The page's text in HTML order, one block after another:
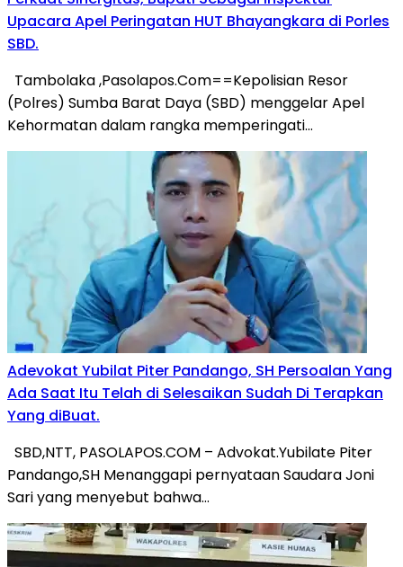
Upacara Apel Peringatan HUT Bhayangkara di Porles
SBD.
Tambolaka ,Pasolapos.Com==Kepolisian Resor
(Polres) Sumba Barat Daya (SBD) menggelar Apel
Kehormatan dalam rangka memperingati…
Adevokat Yubilat Piter Pandango, SH Persoalan Yang
Ada Saat Itu Telah di Selesaikan Sudah Di Terapkan
Yang diBuat.
SBD,NTT, PASOLAPOS.COM – Advokat.Yubilate Piter
Pandango,SH Menanggapi pernyataan Saudara Joni
Sari yang menyebut bahwa…